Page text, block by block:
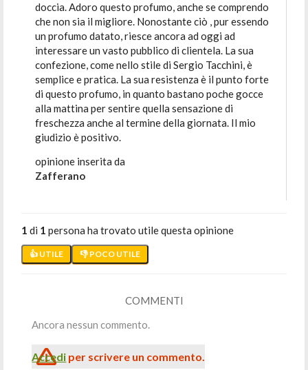
doccia. Adoro questo profumo, anche se comprendo
che non sia il migliore. Nonostante ciò , pur essendo
un profumo datato, riesce ancora ad oggi ad
interessare un vasto pubblico di clientela. La sua
confezione, come nello stile di Sergio Tacchini, è
semplice e pratica. La sua resistenza è il punto forte
di questo profumo, in quanto bastano poche gocce
alla mattina per sentire quella sensazione di
freschezza anche al termine della giornata. Il mio
giudizio è positivo.
opinione inserita da
Zafferano
1 di 1 persona ha trovato utile questa opinione
👍 UTILE 👎 POCO UTILE
COMMENTI
Ancora nessun commento.
Accedi per scrivere un commento.